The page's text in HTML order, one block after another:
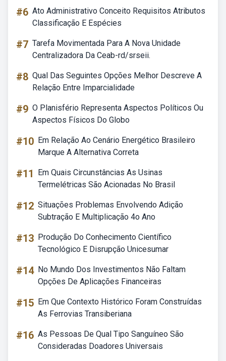
#6 Ato Administrativo Conceito Requisitos Atributos
Classificação E Espécies
#7 Tarefa Movimentada Para A Nova Unidade
Centralizadora Da Ceab-rd/srseii.
#8 Qual Das Seguintes Opções Melhor Descreve A
Relação Entre Imparcialidade
#9 O Planisfério Representa Aspectos Políticos Ou
Aspectos Físicos Do Globo
#10 Em Relação Ao Cenário Energético Brasileiro
Marque A Alternativa Correta
#11
Em Quais Circunstâncias As Usinas
Termelétricas São Acionadas No Brasil
#12 Situações Problemas Envolvendo Adição
Subtração E Multiplicação 4o Ano
#13 Produção Do Conhecimento Científico
Tecnológico E Disrupção Unicesumar
#14 No Mundo Dos Investimentos Não Faltam
Opções De Aplicações Financeiras
#15 Em Que Contexto Histórico Foram Construídas
As Ferrovias Transiberiana
#16 As Pessoas De Qual Tipo Sanguíneo São
Consideradas Doadores Universais